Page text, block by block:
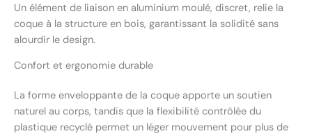
Un élément de liaison en aluminium moulé, discret, relie la
coque à la structure en bois, garantissant la solidité sans
alourdir le design.
Confort et ergonomie durable
La forme enveloppante de la coque apporte un soutien
naturel au corps, tandis que la flexibilité contrôlée du
plastique recyclé permet un léger mouvement pour plus de